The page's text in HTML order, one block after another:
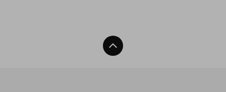
Back To Top